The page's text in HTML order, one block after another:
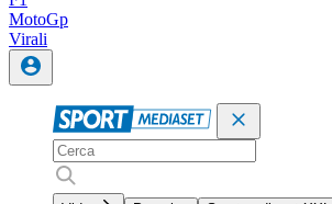
MotoGp
Virali